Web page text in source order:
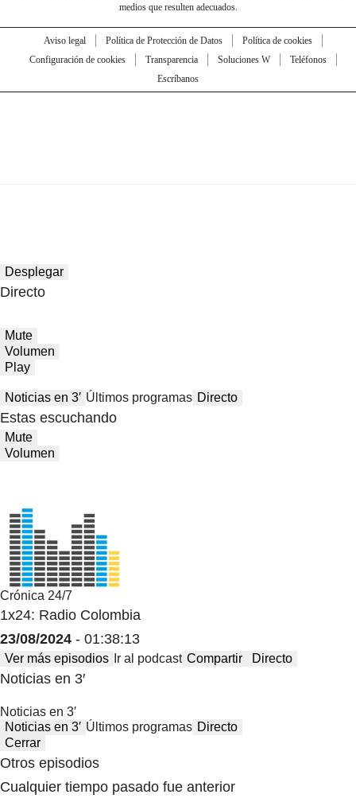
medios que resulten adecuados.
Aviso legal Política de Protección de Datos
Política de cookies
Configuración de cookies
Transparencia Soluciones W
Teléfonos
Escríbanos
Desplegar
Directo
Mute
Volumen
Play
Noticias en 3′ Últimos programas Directo
Estas escuchando
Mute
Volumen
Crónica 24/7
1x24: Radio Colombia
23/08/2024 - 01:38:13
Ver más episodios Ir al podcast Compartir Directo
Noticias en 3′
Noticias en 3′
Noticias en 3′ Últimos programas Directo
Cerrar
Otros episodios
Cualquier tiempo pasado fue anterior